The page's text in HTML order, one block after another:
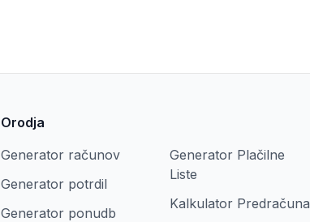
Orodja
Generator računov
Generator potrdil
Generator ponudb
Generator Plačilne
Liste
Kalkulator Predračuna